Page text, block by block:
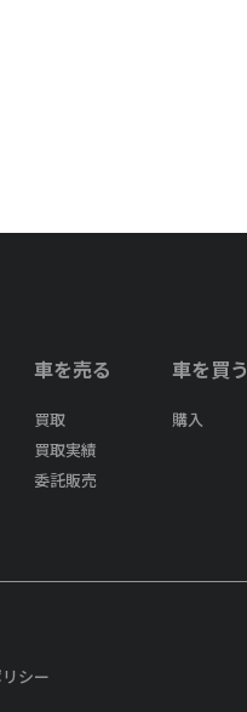
車を売る
買取
買取実績
委託販売
車を買う
購入
シー